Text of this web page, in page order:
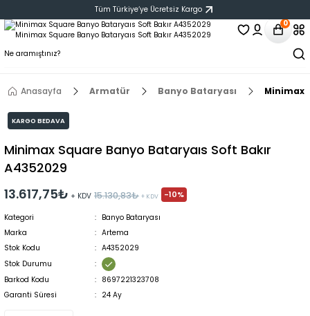
Tüm Türkiye‘ye Ücretsiz Kargo
0
Anasayfa Armatür Banyo Bataryası Minimax
KARGO BEDAVA
Minimax Square Banyo Bataryaıs Soft Bakır
A4352029
13.617,75₺ + KDV 15.130,83₺ + KDV -10%
Kategori
Banyo Bataryası
Marka
Artema
Stok Kodu
A4352029
Stok Durumu
Barkod Kodu
8697221323708
Garanti Süresi
24 Ay